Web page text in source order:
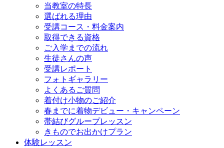
当教室の特長
選ばれる理由
受講コース・料金案内
取得できる資格
ご入学までの流れ
生徒さんの声
受講レポート
フォトギャラリー
よくあるご質問
着付け小物のご紹介
春までに着物デビュー・キャンペーン
帯結びグループレッスン
きものでお出かけプラン
体験レッスン